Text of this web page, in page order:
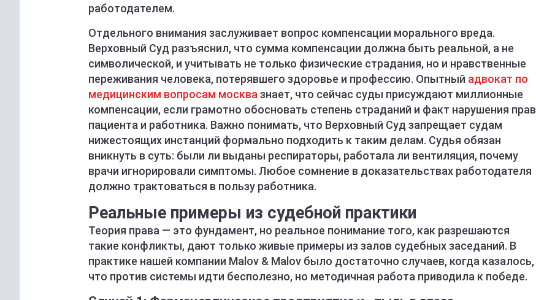
работодателем.
Отдельного внимания заслуживает вопрос компенсации морального вреда.
Верховный Суд разъяснил, что сумма компенсации должна быть реальной, а не
символической, и учитывать не только физические страдания, но и нравственные
переживания человека, потерявшего здоровье и профессию. Опытный адвокат по
медицинским вопросам москва знает, что сейчас суды присуждают миллионные
компенсации, если грамотно обосновать степень страданий и факт нарушения прав
пациента и работника. Важно понимать, что Верховный Суд запрещает судам
нижестоящих инстанций формально подходить к таким делам. Судья обязан
вникнуть в суть: были ли выданы респираторы, работала ли вентиляция, почему
врачи игнорировали симптомы. Любое сомнение в доказательствах работодателя
должно трактоваться в пользу работника.
Реальные примеры из судебной практики
Теория права — это фундамент, но реальное понимание того, как разрешаются
такие конфликты, дают только живые примеры из залов судебных заседаний. В
практике нашей компании Malov & Malov было достаточно случаев, когда казалось,
что против системы идти бесполезно, но методичная работа приводила к победе.